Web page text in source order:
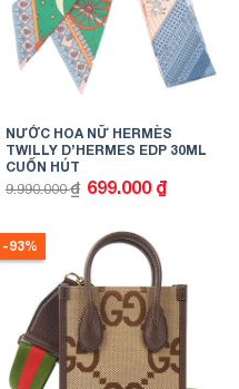
NƯỚC HOA NỮ HERMÈS
TWILLY D’HERMES EDP 30ML
CUỐN HÚT
9.990.000₫ Giá
gốc
699.000 ₫Giá
hiện
-93%